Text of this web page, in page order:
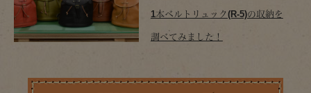
1本ベルトリュック(R-5)の収納を
調べてみました！